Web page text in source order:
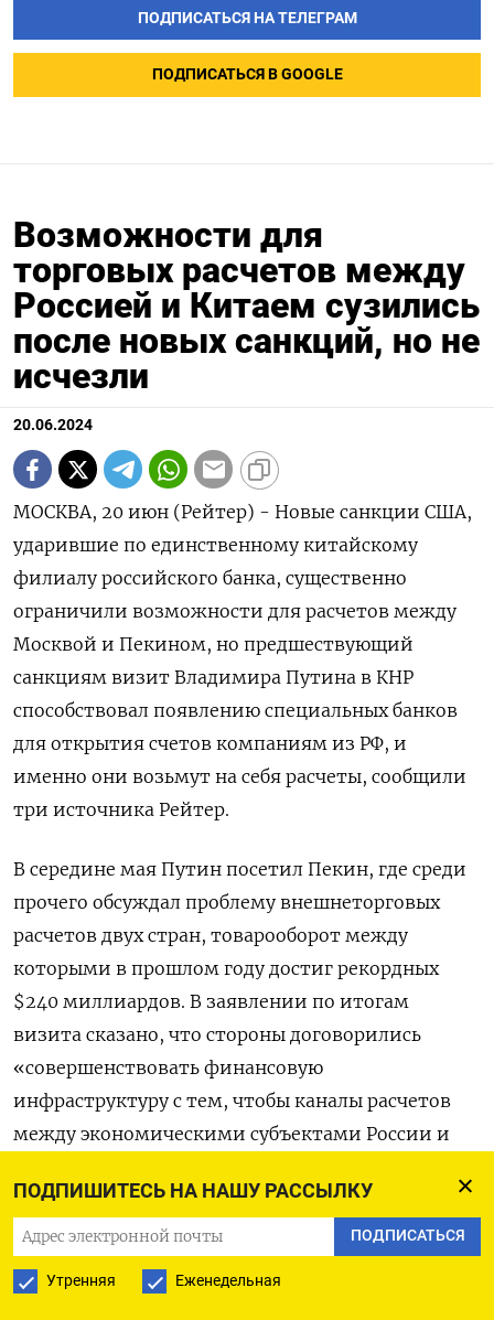
ПОДПИШИТЕСЬ НА НАШУ РАССЫЛКУ
ПОДПИСАТЬСЯ
Утренняя Еженедельная
ПОДПИСАТЬСЯ НА ТЕЛЕГРАМ
ПОДПИСАТЬСЯ В GOOGLE
Возможности для
торговых расчетов между
Россией и Китаем сузились
после новых санкций, но не
исчезли
20.06.2024
МОСКВА, 20 июн (Рейтер) - Новые санкции США,
ударившие по единственному китайскому
филиалу российского банка, существенно
ограничили возможности для расчетов между
Москвой и Пекином, но предшествующий
санкциям визит Владимира Путина в КНР
способствовал появлению специальных банков
для открытия счетов компаниям из РФ, и
именно они возьмут на себя расчеты, сообщили
три источника Рейтер.
В середине мая Путин посетил Пекин, где среди
прочего обсуждал проблему внешнеторговых
расчетов двух стран, товарооборот между
которыми в прошлом году достиг рекордных
$240 миллиардов. В заявлении по итогам
визита сказано, что стороны договорились
«совершенствовать финансовую
инфраструктуру с тем, чтобы каналы расчетов
между экономическими субъектами России и
«После визита президента РФ Владимира
Путина в одной из провинций Китая появились
банки, которые открывают NRA-счета для